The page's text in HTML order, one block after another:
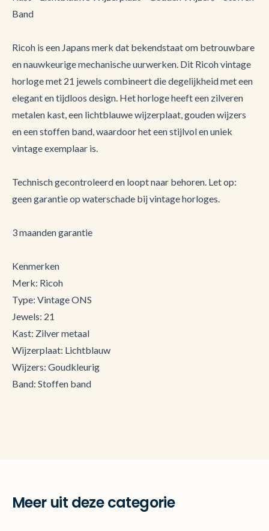
Band
Ricoh is een Japans merk dat bekendstaat om betrouwbare
en nauwkeurige mechanische uurwerken. Dit Ricoh vintage
horloge met 21 jewels combineert die degelijkheid met een
elegant en tijdloos design. Het horloge heeft een zilveren
metalen kast, een lichtblauwe wijzerplaat, gouden wijzers
en een stoffen band, waardoor het een stijlvol en uniek
vintage exemplaar is.
Technisch gecontroleerd en loopt naar behoren. Let op:
geen garantie op waterschade bij vintage horloges.
3 maanden garantie
Kenmerken
Merk: Ricoh
Type: Vintage ONS
Jewels: 21
Kast: Zilver metaal
Wijzerplaat: Lichtblauw
Wijzers: Goudkleurig
Band: Stoffen band
Meer uit deze categorie